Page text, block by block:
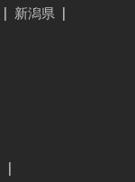
新潟県